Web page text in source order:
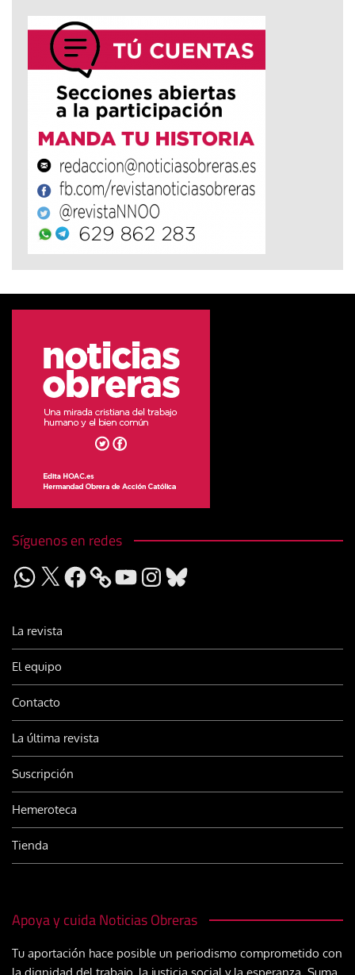
Síguenos en redes
WhatsApp
X Facebook YouTubeInstagram
Bluesky
La revista
El equipo
Contacto
La última revista
Suscripción
Hemeroteca
Tienda
Apoya y cuida Noticias Obreras
Tu aportación hace posible un periodismo comprometido con
la dignidad del trabajo, la justicia social y la esperanza. Suma